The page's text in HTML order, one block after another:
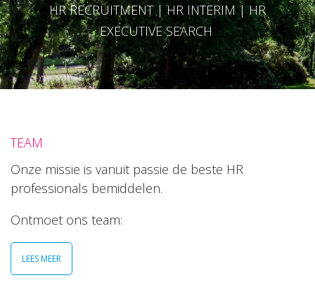
HR RECRUITMENT | HR INTERIM | HR
EXECUTIVE SEARCH
TEAM
Onze missie is vanuit passie de beste HR
professionals bemiddelen.
Ontmoet ons team:
LEES MEER